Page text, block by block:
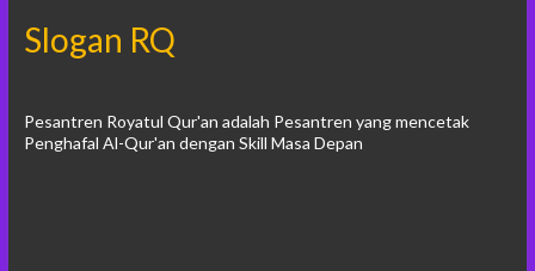
Slogan RQ
Pesantren Royatul Qur'an adalah Pesantren yang mencetak
Penghafal Al-Qur'an dengan Skill Masa Depan